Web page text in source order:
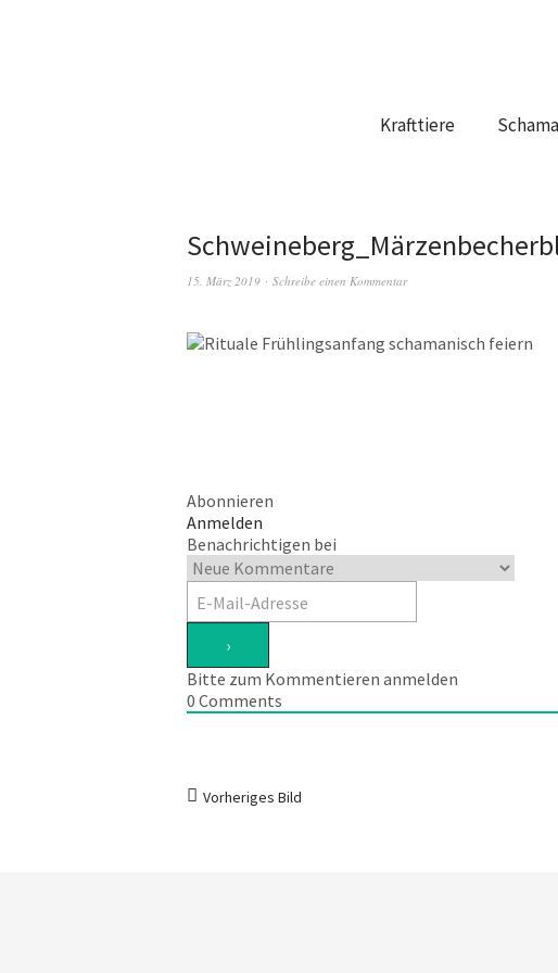
Krafttiere
15. März 2019 Schreibe einen Kommentar
Abonnieren
Anmelden
Benachrichtigen bei
Bitte zum Kommentieren anmelden
0 Comments
Vorheriges Bild